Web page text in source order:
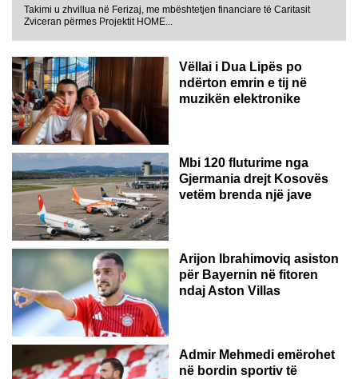
Takimi u zhvillua në Ferizaj, me mbështetjen financiare të Caritasit
Zviceran përmes Projektit HOME...
Vëllai i Dua Lipës po
ndërton emrin e tij në
muzikën elektronike
GJERMANI
Mbi 120 fluturime nga
Gjermania drejt Kosovës
vetëm brenda një jave
Arijon Ibrahimoviq asiston
për Bayernin në fitoren
ndaj Aston Villas
ZVICËR
Admir Mehmedi emërohet
në bordin sportiv të